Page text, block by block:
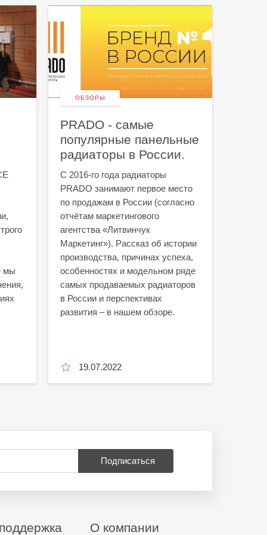
мы
ОБЗОРЫ
PRADO - самые
популярные панельные
радиаторы в России.
С 2016-го года радиаторы
PRADO занимают первое место
по продажам в России (согласно
отчётам маркетингового
агентства «Литвинчук
Маркетинг»). Рассказ об истории
производства, причинах успеха,
особенностях и модельном ряде
самых продаваемых радиаторов
в России и перспективах
развития – в нашем обзоре.
19.07.2022
Подписаться
О компании